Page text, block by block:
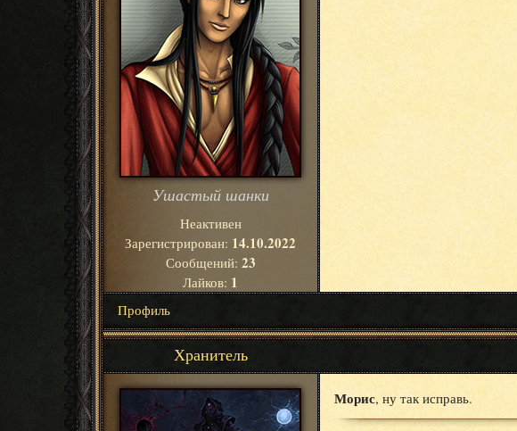
Ушастый шанки
Неактивен
Зарегистрирован: 14.10.2022
Сообщений: 23
Лайков: 1
Профиль
Хранитель
Морис, ну так исправь.